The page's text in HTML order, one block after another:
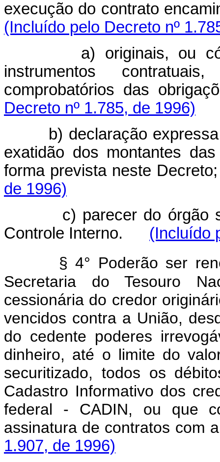
execução do contrato
(Incluído pelo Decreto nº
a) originais, ou
instrumentos
comprobatórios das
Decreto nº 1.785, de 1996)
b) declaração
exatidão dos montantes
forma prevista neste
de 1996)
c) parecer do órgão
Controle Interno. (Incluído
§ 4° Poderão ser
Secretaria do Tesouro
cessionária do credor
vencidos contra a União,
do cedente poderes
dinheiro, até o limite do
securitizado, todos os
Cadastro Informativo dos
federal - CADIN, ou que
assinatura de contratos
1.907, de 1996)